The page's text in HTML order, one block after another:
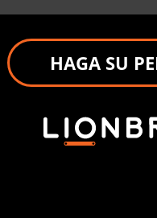
HAGA SU